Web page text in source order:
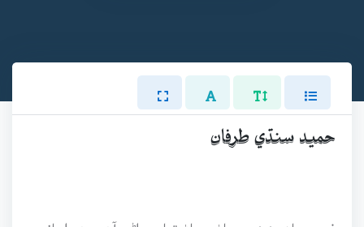
حميد سنڌي طرفان
فهيم سان منهنجي ڄاڻ سڃاڻ تمام پراڻي آهي، هو اسانجي